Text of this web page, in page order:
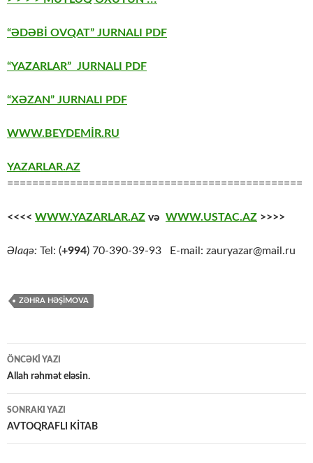
“ƏDƏBİ OVQAT” JURNALI PDF
“YAZARLAR” JURNALI PDF
“XƏZAN” JURNALI PDF
WWW.BEYDEMİR.RU
YAZARLAR.AZ
===============================================
<<<< WWW.YAZARLAR.AZ və WWW.USTAC.AZ >>>>
Əlaqə: Tel: (+994) 70-390-39-93 E-mail: zauryazar@mail.ru
ZƏHRA HƏŞIMOVA
Yazılar
üzrə
naviqasiya
ÖNCƏKI YAZI
Allah rəhmət eləsin.
SONRAKI YAZI
AVTOQRAFLI KİTAB